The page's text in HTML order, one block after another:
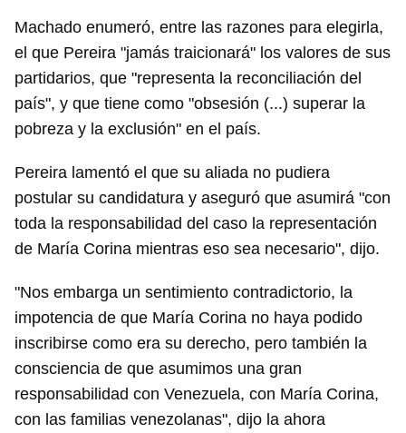
Machado enumeró, entre las razones para elegirla,
el que Pereira "jamás traicionará" los valores de sus
partidarios, que "representa la reconciliación del
país", y que tiene como "obsesión (...) superar la
pobreza y la exclusión" en el país.
Pereira lamentó el que su aliada no pudiera
postular su candidatura y aseguró que asumirá "con
toda la responsabilidad del caso la representación
de María Corina mientras eso sea necesario", dijo.
"Nos embarga un sentimiento contradictorio, la
impotencia de que María Corina no haya podido
inscribirse como era su derecho, pero también la
consciencia de que asumimos una gran
responsabilidad con Venezuela, con María Corina,
con las familias venezolanas", dijo la ahora